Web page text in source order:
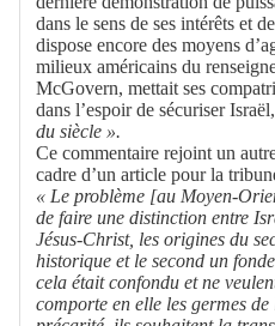
dans le sens de ses intérêts et
dispose encore des moyens
milieux américains du
McGovern, mettait ses
dans l’espoir de sécuriser
du siècle ».
Ce commentaire rejoint un
cadre d’un article pour la
« Le problème [au Moyen-
de faire une distinction entre
Jésus-Christ, les origines du
historique et le second un
cela était confondu et ne
comporte en elle les germes